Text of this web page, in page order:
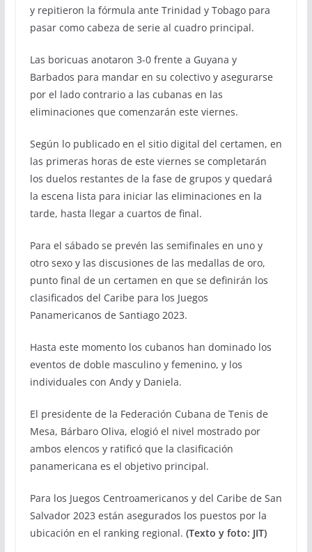
y repitieron la fórmula ante Trinidad y Tobago para
pasar como cabeza de serie al cuadro principal.
Las boricuas anotaron 3-0 frente a Guyana y
Barbados para mandar en su colectivo y asegurarse
por el lado contrario a las cubanas en las
eliminaciones que comenzarán este viernes.
Según lo publicado en el sitio digital del certamen, en
las primeras horas de este viernes se completarán
los duelos restantes de la fase de grupos y quedará
la escena lista para iniciar las eliminaciones en la
tarde, hasta llegar a cuartos de final.
Para el sábado se prevén las semifinales en uno y
otro sexo y las discusiones de las medallas de oro,
punto final de un certamen en que se definirán los
clasificados del Caribe para los Juegos
Panamericanos de Santiago 2023.
Hasta este momento los cubanos han dominado los
eventos de doble masculino y femenino, y los
individuales con Andy y Daniela.
El presidente de la Federación Cubana de Tenis de
Mesa, Bárbaro Oliva, elogió el nivel mostrado por
ambos elencos y ratificó que la clasificación
panamericana es el objetivo principal.
Para los Juegos Centroamericanos y del Caribe de San
Salvador 2023 están asegurados los puestos por la
ubicación en el ranking regional. (Texto y foto: JIT)